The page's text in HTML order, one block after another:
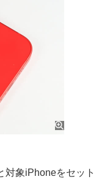
象iPhoneをセット